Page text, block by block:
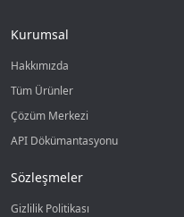
Kurumsal
Hakkımızda
Tüm Ürünler
Çözüm Merkezi
API Dökümantasyonu
Sözleşmeler
Gizlilik Politikası